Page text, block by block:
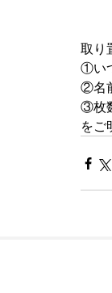
取り
①い
②名
③枚
をご